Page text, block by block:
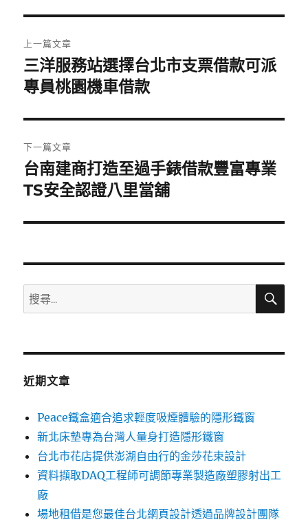
章
導
覽
上一篇文章
上
一
文
章:
三洋服務站選擇台北市支票借款可派
專員桃園機車借款
下一篇文章
下
一
文
台南建商打造至過手錶借款豐富專業
TS安全認證八里當舖
搜
尋
鍵
搜
近期文章
Peace鐵盒適合追求輕度吸煙體驗的隱形鐵窗
新北床墊專為台灣人量身打造隱形鐵窗
台北市花店提供澎湖自由行的金莎花束設計
資料擷取DAQ工程師可調節專業製造廠塑膠射出工
廠
場地租借是您最佳台北網頁設計透過品牌設計團隊